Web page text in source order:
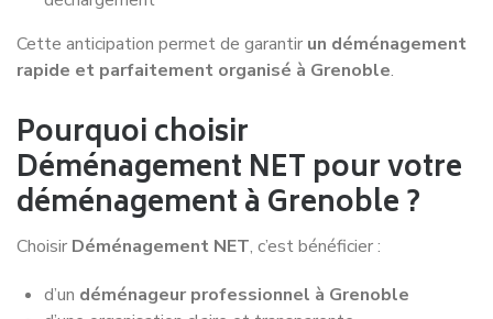
Excellent service de déménagement avec un
recommande sans problème la société
Déménagement NET pour leur
professionnalisme et leur sérieux.
Victoria P.
Déménagement Amiens -